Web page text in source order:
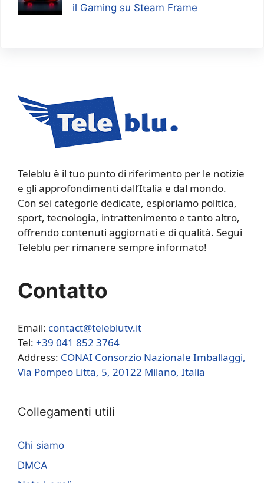
il Gaming su Steam Frame
Teleblu è il tuo punto di riferimento per le notizie
e gli approfondimenti dall’Italia e dal mondo.
Con sei categorie dedicate, esploriamo politica,
sport, tecnologia, intrattenimento e tanto altro,
offrendo contenuti aggiornati e di qualità. Segui
Teleblu per rimanere sempre informato!
Contatto
Email: contact@teleblutv.it
Tel: +39 041 852 3764
Address: CONAI Consorzio Nazionale Imballaggi,
Via Pompeo Litta, 5, 20122 Milano, Italia
Collegamenti utili
Chi siamo
DMCA